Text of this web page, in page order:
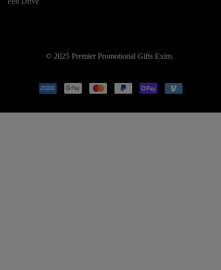
© 2025 Premier Promotional Gifts Exim.